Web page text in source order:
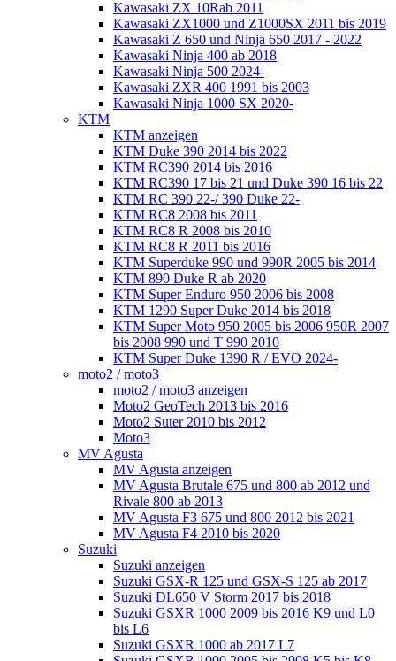
Kawasaki ZX 10Rab 2011
Kawasaki ZX1000 und Z1000SX 2011 bis 2019
Kawasaki Z 650 und Ninja 650 2017 - 2022
Kawasaki Ninja 400 ab 2018
Kawasaki Ninja 500 2024-
Kawasaki ZXR 400 1991 bis 2003
Kawasaki Ninja 1000 SX 2020-
KTM
KTM anzeigen
KTM Duke 390 2014 bis 2022
KTM RC390 2014 bis 2016
KTM RC390 17 bis 21 und Duke 390 16 bis 22
KTM RC 390 22-/ 390 Duke 22-
KTM RC8 2008 bis 2011
KTM RC8 R 2008 bis 2010
KTM RC8 R 2011 bis 2016
KTM Superduke 990 und 990R 2005 bis 2014
KTM 890 Duke R ab 2020
KTM Super Enduro 950 2006 bis 2008
KTM 1290 Super Duke 2014 bis 2018
KTM Super Moto 950 2005 bis 2006 950R 2007
bis 2008 990 und T 990 2010
KTM Super Duke 1390 R / EVO 2024-
moto2 / moto3
moto2 / moto3 anzeigen
Moto2 GeoTech 2013 bis 2016
Moto2 Suter 2010 bis 2012
Moto3
MV Agusta
MV Agusta anzeigen
MV Agusta Brutale 675 und 800 ab 2012 und
Rivale 800 ab 2013
MV Agusta F3 675 und 800 2012 bis 2021
MV Agusta F4 2010 bis 2020
Suzuki
Suzuki anzeigen
Suzuki GSX-R 125 und GSX-S 125 ab 2017
Suzuki DL650 V Storm 2017 bis 2018
Suzuki GSXR 1000 2009 bis 2016 K9 und L0
bis L6
Suzuki GSXR 1000 ab 2017 L7